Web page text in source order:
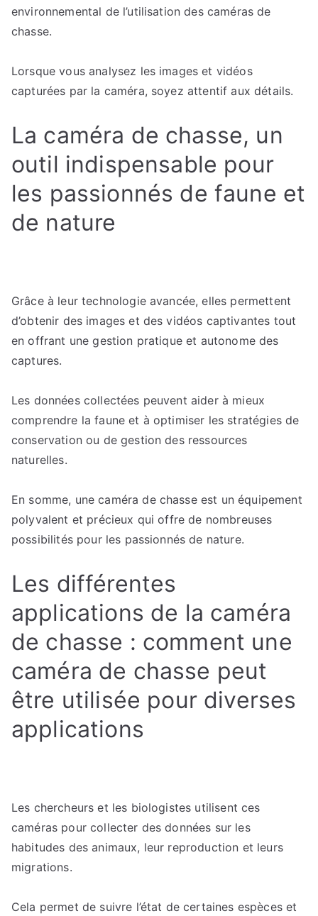
environnemental de l’utilisation des caméras de
chasse.
Lorsque vous analysez les images et vidéos
capturées par la caméra, soyez attentif aux détails.
La caméra de chasse, un
outil indispensable pour
les passionnés de faune et
de nature
Grâce à leur technologie avancée, elles permettent
d’obtenir des images et des vidéos captivantes tout
en offrant une gestion pratique et autonome des
captures.
Les données collectées peuvent aider à mieux
comprendre la faune et à optimiser les stratégies de
conservation ou de gestion des ressources
naturelles.
En somme, une caméra de chasse est un équipement
polyvalent et précieux qui offre de nombreuses
possibilités pour les passionnés de nature.
Les différentes
applications de la caméra
de chasse : comment une
caméra de chasse peut
être utilisée pour diverses
applications
Les chercheurs et les biologistes utilisent ces
caméras pour collecter des données sur les
habitudes des animaux, leur reproduction et leurs
migrations.
Cela permet de suivre l’état de certaines espèces et